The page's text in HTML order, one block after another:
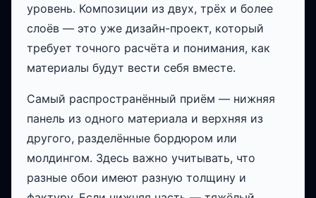
уровень. Композиции из двух, трёх и более
слоёв — это уже дизайн-проект, который
требует точного расчёта и понимания, как
материалы будут вести себя вместе.
Самый распространённый приём — нижняя
панель из одного материала и верхняя из
другого, разделённые бордюром или
молдингом. Здесь важно учитывать, что
разные обои имеют разную толщину и